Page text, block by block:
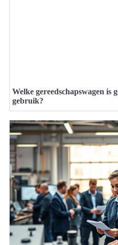
Welke gereedschapswagen is
gebruik?